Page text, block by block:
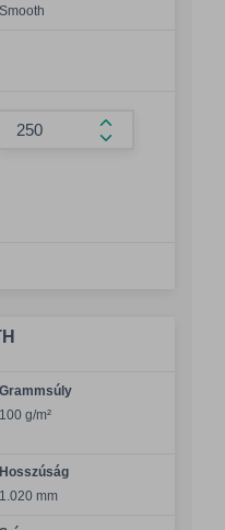
Smooth
Összeg
Grammsúly
100 g/m²
Hosszúság
1.020 mm